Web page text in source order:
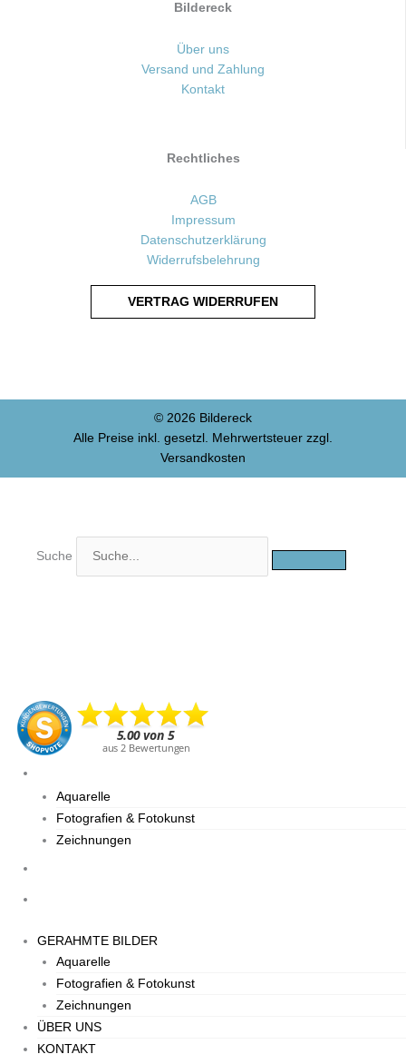
Bildereck
Über uns
Versand und Zahlung
Kontakt
Rechtliches
AGB
Impressum
Datenschutzerklärung
Widerrufsbelehrung
VERTRAG WIDERRUFEN
© 2026 Bildereck
Alle Preise inkl. gesetzl. Mehrwertsteuer zzgl.
Versandkosten
Suche
Aquarelle
Fotografien & Fotokunst
Zeichnungen
GERAHMTE BILDER
Aquarelle
Fotografien & Fotokunst
Zeichnungen
ÜBER UNS
KONTAKT